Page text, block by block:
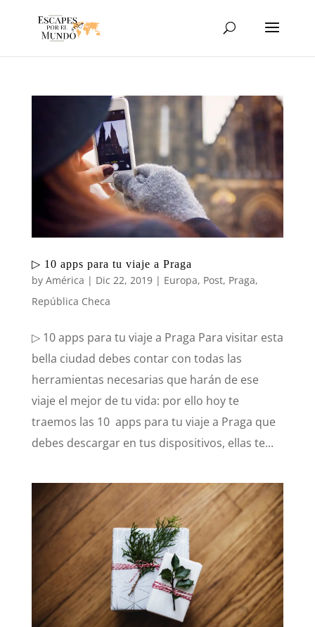
▷ 10 apps para tu viaje a Praga
by América | Dic 22, 2019| Europa, Post, Praga,
República Checa
▷ 10 apps para tu viaje a Praga Para visitar esta
bella ciudad debes contar con todas las
herramientas necesarias que harán de ese
viaje el mejor de tu vida: por ello hoy te
traemos las 10 apps para tu viaje a Praga que
debes descargar en tus dispositivos, ellas te...